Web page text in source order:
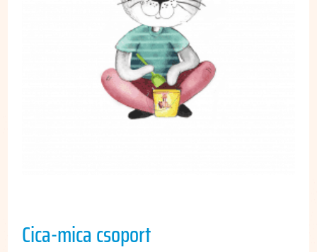
Cica-mica csoport